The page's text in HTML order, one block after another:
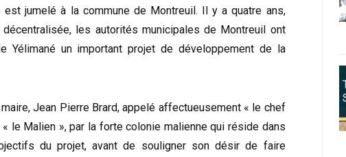
est jumelé à la commune de Montreuil. Il y a quatre ans,
les autorités municipales de Montreuil ont
Yélimané un important projet de développement de la
Jean Pierre Brard, appelé affectueusement « le chef
le Malien », par la forte colonie malienne qui réside dans
du projet, avant de souligner son désir de faire